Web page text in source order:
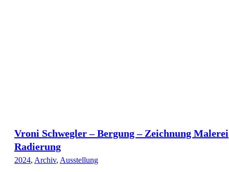
Vroni Schwegler – Bergung – Zeichnung Malerei
Radierung
2024, Archiv, Ausstellung